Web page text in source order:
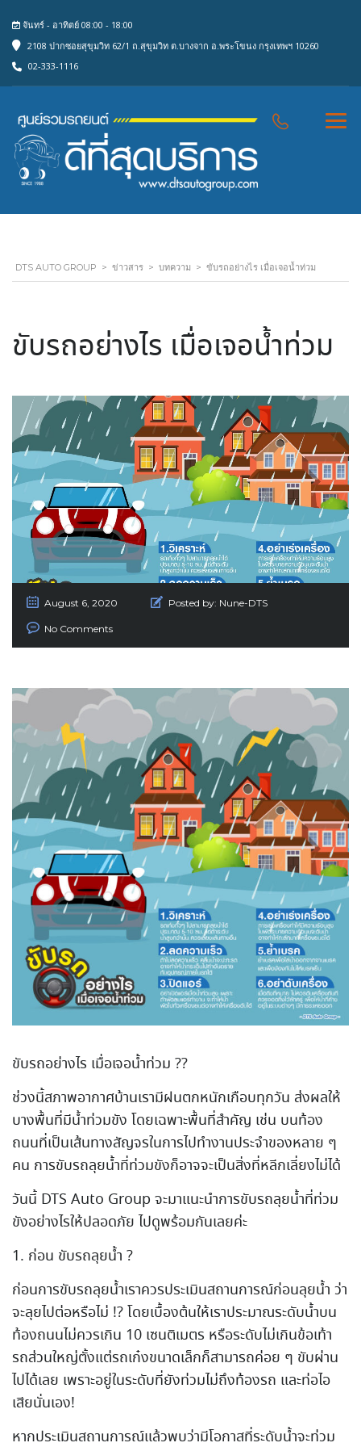
จันทร์ - อาทิตย์ 08:00 - 18:00
2108 ปากซอยสุขุมวิท 62/1 ถ.สุขุมวิท ต.บางจาก อ.พระโขนง กรุงเทพฯ 10260
02-333-1116
DTS AUTO GROUP > ข่าวสาร > บทความ > ขับรถอย่างไร เมื่อเจอน้ำท่วม
ขับรถอย่างไร เมื่อเจอน้ำท่วม
August 6, 2020 Posted by: Nune-DTS
No Comments
ขับรถอย่างไร เมื่อเจอน้ำท่วม ??
ช่วงนี้สภาพอากาศบ้านเรามีฝนตกหนักเกือบทุกวัน ส่งผลให้
บางพื้นที่มีน้ำท่วมขัง โดยเฉพาะพื้นที่สำคัญ เช่น บนท้อง
ถนนที่เป็นเส้นทางสัญจรในการไปทำงานประจำของหลาย ๆ
คน การขับรถลุยน้ำที่ท่วมขังก็อาจจะเป็นสิ่งที่หลีกเลี่ยงไม่ได้
วันนี้ DTS Auto Group จะมาแนะนำการขับรถลุยน้ำที่ท่วม
ขังอย่างไรให้ปลอดภัย ไปดูพร้อมกันเลยค่ะ
1. ก่อน ขับรถลุยน้ำ ?
ก่อนการขับรถลุยน้ำเราควรประเมินสถานการณ์ก่อนลุยน้ำ ว่า
จะลุยไปต่อหรือไม่ !? โดยเบื้องต้นให้เราประมาณระดับน้ำบน
ท้องถนนไม่ควรเกิน 10 เซนติเมตร หรือระดับไม่เกินข้อเท้า
รถส่วนใหญ่ตั้งแต่รถเก๋งขนาดเล็กก็สามารถค่อย ๆ ขับผ่าน
ไปได้เลย เพราะอยู่ในระดับที่ยังท่วมไม่ถึงท้องรถ และท่อไอ
เสียนั่นเอง!
หากประเมินสถานการณ์แล้วพบว่ามีโอกาสที่ระดับน้ำจะท่วม